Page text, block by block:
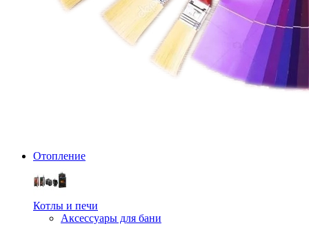
Отопление
Котлы и печи
Аксессуары для бани